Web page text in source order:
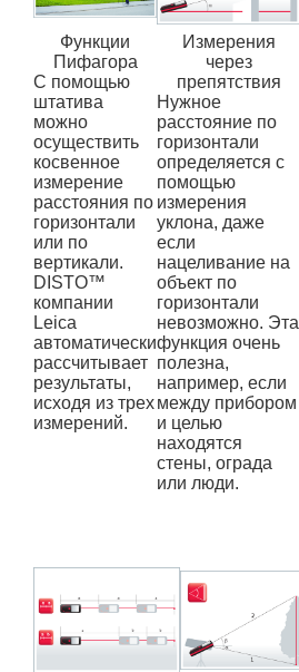
Функции
Пифагора
С помощью
штатива
можно
осуществить
косвенное
измерение
расстояния по
горизонтали
или по
вертикали.
DISTO™
компании
Leica
автоматически
рассчитывает
результаты,
исходя из трех
измерений.
Измерения
через
препятствия
Нужное
расстояние по
горизонтали
определяется с
помощью
измерения
уклона, даже
если
нацеливание на
объект по
горизонтали
невозможно. Эта
функция очень
полезна,
например, если
между прибором
и целью
находятся
стены, ограда
или люди.